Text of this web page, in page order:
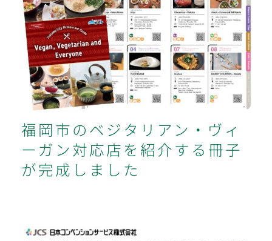
福岡市のベジタリアン・ヴィーガン対
応店を紹介する冊子が完成しました
福岡市のベジタリアン・ヴィ
ーガン対応店を紹介する冊子
が完成しました